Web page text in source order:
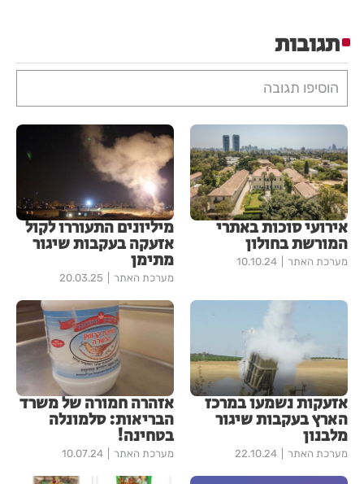
תגובות
הוסיפו תגובה
אירועי סוכות באתרי
המורשת בחולון
מערכת האתר 10.10.24
מיליונים התעוררו לקול
אזעקה בעקבות שיגור
מתימן
מערכת האתר 20.03.25
אזעקות נשמעו במרכז
הארץ בעקבות שיגור
מלבנון
מערכת האתר 22.10.24
אזהרה חמורה של משרד
הבריאות: סלמונלה
בטחינה!
מערכת האתר 10.07.24